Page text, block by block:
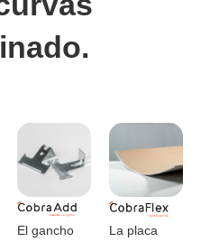
El gancho
La placa